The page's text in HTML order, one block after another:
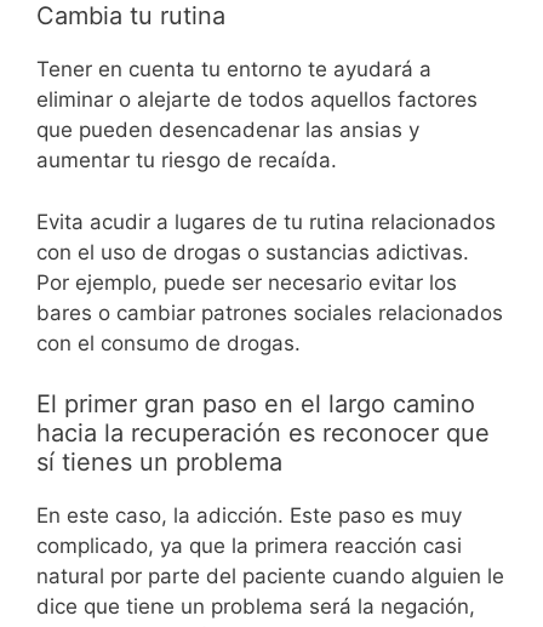
Cambia tu rutina
Tener en cuenta tu entorno te ayudará a
eliminar o alejarte de todos aquellos factores
que pueden desencadenar las ansias y
aumentar tu riesgo de recaída.
Evita acudir a lugares de tu rutina relacionados
con el uso de drogas o sustancias adictivas.
Por ejemplo, puede ser necesario evitar los
bares o cambiar patrones sociales relacionados
con el consumo de drogas.
El primer gran paso en el largo camino
hacia la recuperación es reconocer que
sí tienes un problema
En este caso, la adicción. Este paso es muy
complicado, ya que la primera reacción casi
natural por parte del paciente cuando alguien le
dice que tiene un problema será la negación,